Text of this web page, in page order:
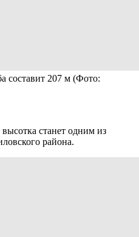
составит 207 м (Фото:
станет одним из
района.